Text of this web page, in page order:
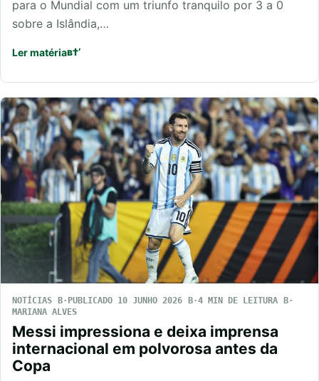
para o Mundial com um triunfo tranquilo por 3 a 0
sobre a Islândia,…
Ler matéria
NOTÍCIAS PUBLICADO 10 JUNHO 2026
4 MIN DE LEITURA
MARIANA ALVES
Messi impressiona e deixa imprensa
internacional em polvorosa antes da
Copa